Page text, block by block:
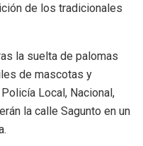
de los tradicionales
la suelta de palomas
de mascotas y
Local, Nacional,
la calle Sagunto en un